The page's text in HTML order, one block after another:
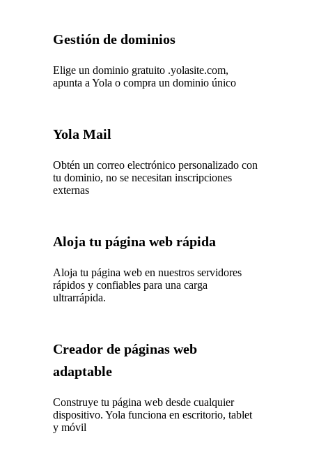
Gestión de dominios
Elige un dominio gratuito .yolasite.com,
apunta a Yola o compra un dominio único
Yola Mail
Obtén un correo electrónico personalizado con
tu dominio, no se necesitan inscripciones
externas
Aloja tu página web rápida
Aloja tu página web en nuestros servidores
rápidos y confiables para una carga
ultrarrápida.
Creador de páginas web
adaptable
Construye tu página web desde cualquier
dispositivo. Yola funciona en escritorio, tablet
y móvil